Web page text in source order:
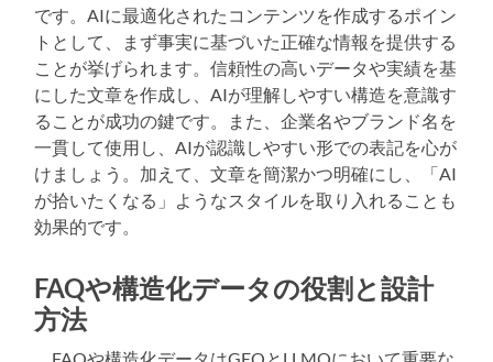
です。AIに最適化されたコンテンツを作成するポイン
トとして、まず事実に基づいた正確な情報を提供する
ことが挙げられます。信頼性の高いデータや実績を基
にした文章を作成し、AIが理解しやすい構造を意識す
ることが成功の鍵です。また、企業名やブランド名を
一貫して使用し、AIが認識しやすい形での表記を心が
けましょう。加えて、文章を簡潔かつ明確にし、「AI
が拾いたくなる」ようなスタイルを取り入れることも
効果的です。
FAQや構造化データの役割と設計
方法
FAQや構造化データはGEOとLLMOにおいて重要な